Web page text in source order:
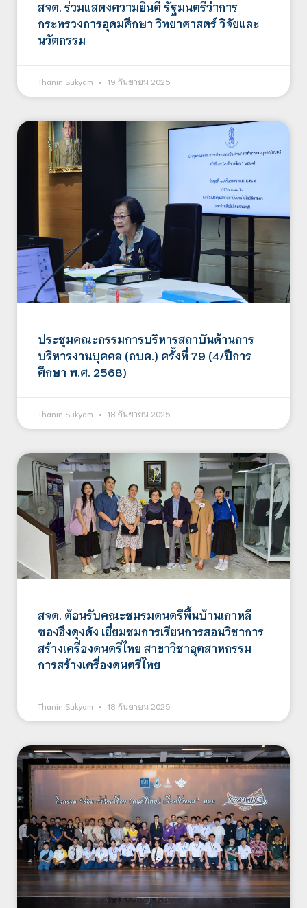
สจด. ร่วมแสดงความยินดี รัฐมนตรีว่าการ
กระทรวงการอุดมศึกษา วิทยาศาสตร์ วิจัยและ
นวัตกรรม
Thanin Sukyam 19 กันยายน 2025
ประชุมคณะกรรมการบริหารสถาบันด้านการ
บริหารงานบุคคล (กบค.) ครั้งที่ 79 (4/ปีการ
ศึกษา พ.ศ. 2568)
Thanin Sukyam 18 กันยายน 2025
สจด. ต้อนรับคณะชมรมดนตรีพื้นบ้านเกาหลี
ซองฮึงดุงดัง เยี่ยมชมการเรียนการสอนวิชาการ
สร้างเครื่องดนตรีไทย สาขาวิชาอุตสาหกรรม
การสร้างเครื่องดนตรีไทย
Thanin Sukyam 18 กันยายน 2025